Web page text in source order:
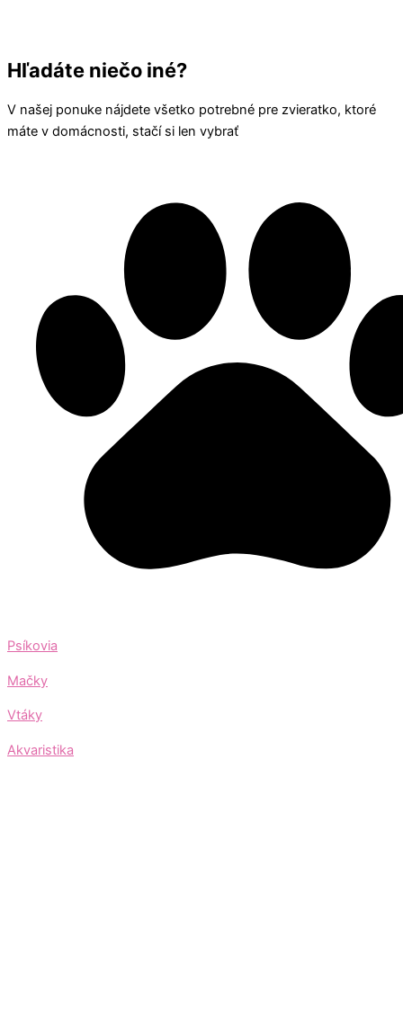
Hľadáte niečo iné?
V našej ponuke nájdete všetko potrebné pre zvieratko, ktoré
máte v domácnosti, stačí si len vybrať
Psíkovia
Mačky
Vtáky
Akvaristika